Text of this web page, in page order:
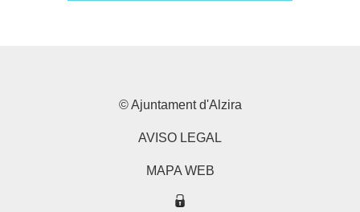
© Ajuntament d'Alzira
AVISO LEGAL
MAPA WEB